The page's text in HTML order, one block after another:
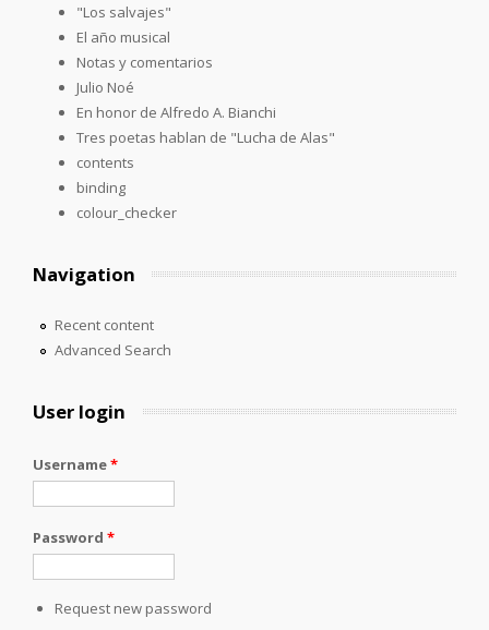
"Los salvajes"
El año musical
Notas y comentarios
Julio Noé
En honor de Alfredo A. Bianchi
Tres poetas hablan de "Lucha de Alas"
contents
binding
colour_checker
Navigation
Recent content
Advanced Search
User login
Username*
Password *
Request new password